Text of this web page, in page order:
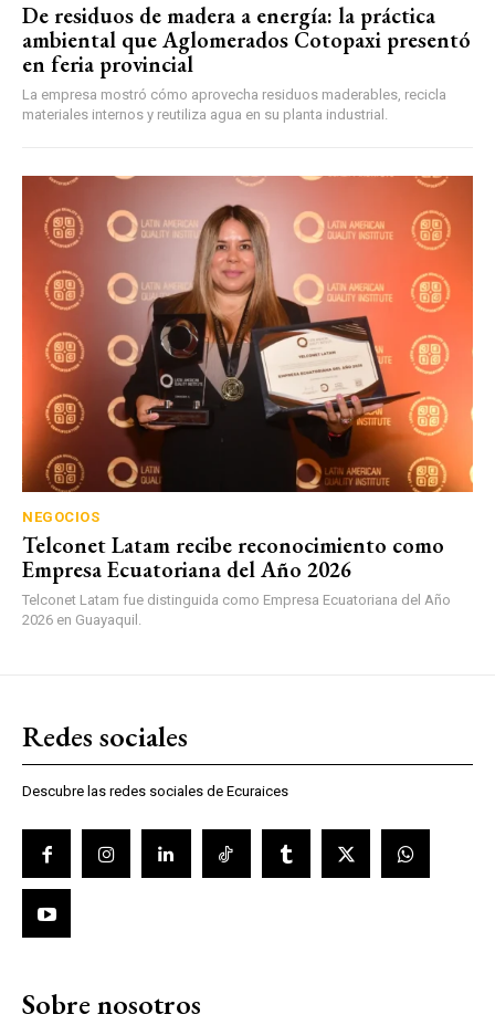
De residuos de madera a energía: la práctica
ambiental que Aglomerados Cotopaxi presentó
en feria provincial
La empresa mostró cómo aprovecha residuos maderables, recicla
materiales internos y reutiliza agua en su planta industrial.
NEGOCIOS
Telconet Latam recibe reconocimiento como
Empresa Ecuatoriana del Año 2026
Telconet Latam fue distinguida como Empresa Ecuatoriana del Año
2026 en Guayaquil.
Redes sociales
Descubre las redes sociales de Ecuraices
Sobre nosotros